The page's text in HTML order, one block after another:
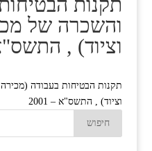
והשכרה של
וציוד) , התשס"א –
תקנות הבטיחות בעבודה
וציוד) , התשס"א – 2001